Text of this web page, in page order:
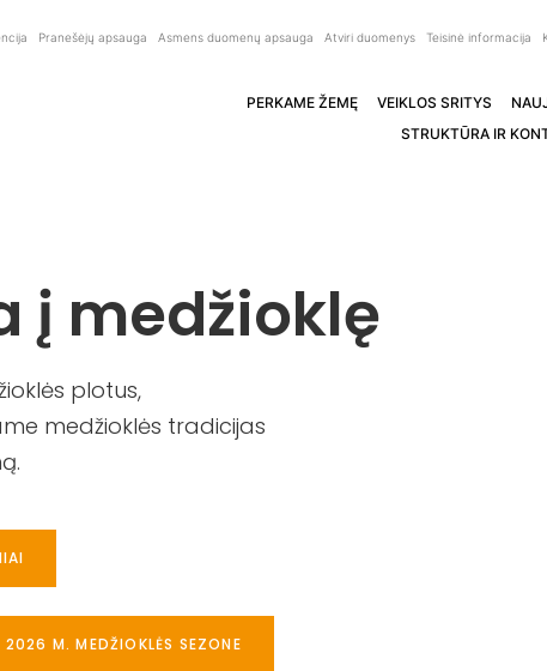
Pranešėjų apsauga Asmens duomenų apsauga Atviri duomenys Teisinė informacija
PERKAME ŽEMĘ VEIKLOS SRITYS
STRUKTŪRA IR
į medžioklę
plotus,
medžioklės tradicijas
M. MEDŽIOKLĖS SEZONE